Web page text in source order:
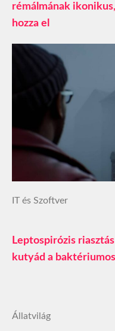
rémálmának
hozza el
IT és Szoftver
Leptospirózis
kutyád a
Állatvilág